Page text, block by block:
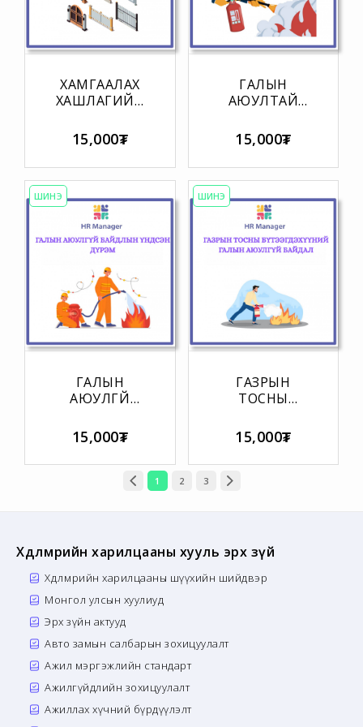
ХАМГААЛАХ
ХАШЛАГИЙН
15,000₮
ГАЛЫН
АЮУЛТАЙ
АНГИЛАЛ
ЗЭРЭГЛЭЛИЙН
СТАНДАРТ
15,000₮
ШИНЭ
ГАЛЫН
АЮУЛГҮЙ
ҮНДСЭН ДҮРЭМ
15,000₮
ШИНЭ
ГАЗРЫН
ТОСНЫ
ГАЛЫН
АЮУЛГҮЙ
БАЙДАЛ
15,000₮
1 2 3
Хөдөлмөрийн харилцааны хууль эрх зүй
Хөдөлмөрийн харилцааны шүүхийн шийдвэр
Монгол улсын хуулиуд
Эрх зүйн актууд
Авто замын салбарын зохицуулалт
Ажил мэргэжлийн стандарт
Ажилгүйдлийн зохицуулалт
Ажиллах хүчний бүрдүүлэлт